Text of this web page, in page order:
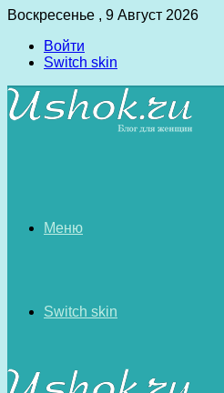
Воскресенье , 9 Август 2026
Войти
Switch skin
Меню
Switch skin